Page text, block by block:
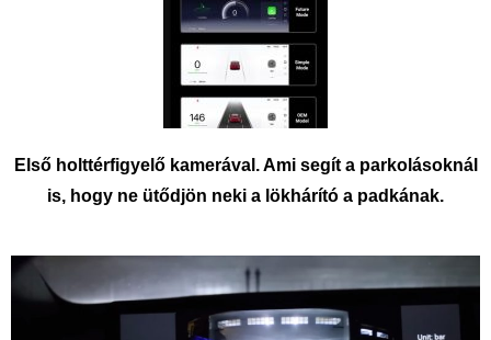
Első holttérfigyelő kamerával. Ami segít a parkolásoknál
is, hogy ne ütődjön neki a lökhárító a padkának.